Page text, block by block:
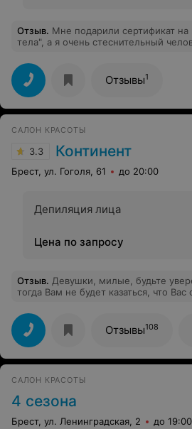
Отзыв. Мне подарили сертификат
тела", а я очень стеснительный
понравилась атмосфера уюта и
мастер своего дела, а сам массаж -
ритуал. Но каково было удивление
Такую легкость и свободу я никогда
чувствовала! Мне как будто поменяли спину на новую!
чувствую болей и дискомфорта, при
работе!Однозначно рекомендую!
Отзывы1
САЛОН КРАСОТЫ
3.3 Континент
Брест, ул. Гоголя, 61 до 20:00
Депиляция лица
Цена по запросу
Отзыв. Девушки, милые, будьте
тогда Вам не будет казаться, что
Вас в той же степени, в какой и Вы
обсматриваете.
Отзывы108
САЛОН КРАСОТЫ
4 сезона
Брест, ул. Ленинградская, 2 до 19:00